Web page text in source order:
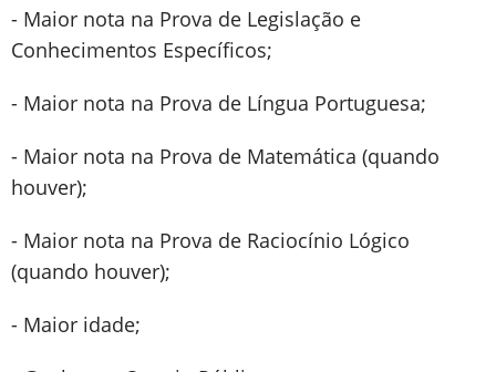
- Maior nota na Prova de Legislação e
Conhecimentos Específicos;
- Maior nota na Prova de Língua Portuguesa;
- Maior nota na Prova de Matemática (quando
houver);
- Maior nota na Prova de Raciocínio Lógico
(quando houver);
- Maior idade;